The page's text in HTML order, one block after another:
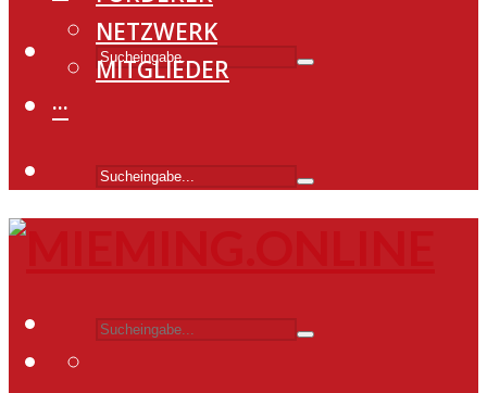
NETZWERK
MITGLIEDER
···